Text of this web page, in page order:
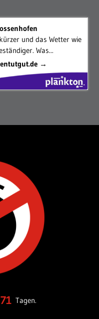
und das Wetter wie
Was...
→
Tagen.